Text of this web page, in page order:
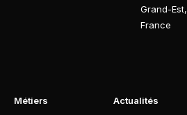
Grand-Est,
France
Métiers Actualités